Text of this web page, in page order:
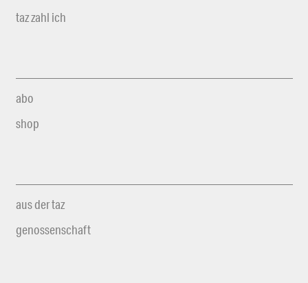
taz zahl ich
abo
shop
aus der taz
genossenschaft